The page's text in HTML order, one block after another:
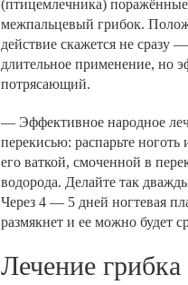
(птицемлечника)
межпальцевый грибок.
действие скажется не сразу —
длительное применение, но
потрясающий.
— Эффективное народное
перекисью: распарьте ноготь
его ваткой, смоченной в
водорода. Делайте так
Через 4 — 5 дней ногтевая
размякнет и ее можно будет
Лечение